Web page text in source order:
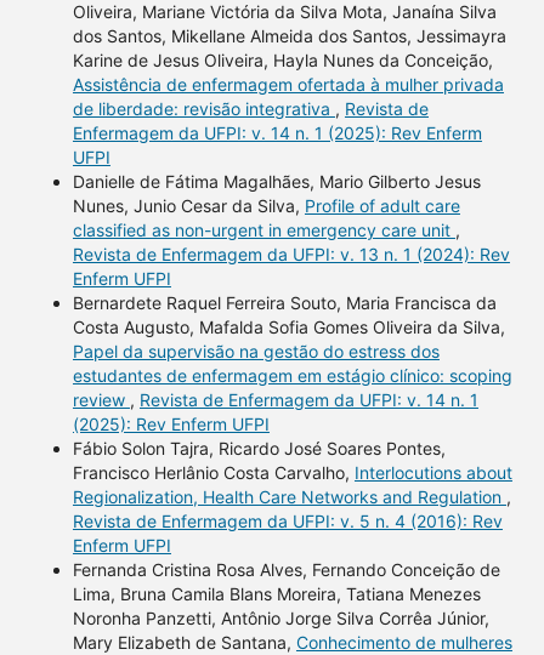
Oliveira, Mariane Victória da Silva Mota, Janaína Silva
dos Santos, Mikellane Almeida dos Santos, Jessimayra
Karine de Jesus Oliveira, Hayla Nunes da Conceição,
Assistência de enfermagem ofertada à mulher privada
de liberdade: revisão integrativa , Revista de
Enfermagem da UFPI: v. 14 n. 1 (2025): Rev Enferm
UFPI
Danielle de Fátima Magalhães, Mario Gilberto Jesus
Nunes, Junio Cesar da Silva, Profile of adult care
classified as non-urgent in emergency care unit ,
Revista de Enfermagem da UFPI: v. 13 n. 1 (2024): Rev
Enferm UFPI
Bernardete Raquel Ferreira Souto, Maria Francisca da
Costa Augusto, Mafalda Sofia Gomes Oliveira da Silva,
Papel da supervisão na gestão do estress dos
estudantes de enfermagem em estágio clínico: scoping
review , Revista de Enfermagem da UFPI: v. 14 n. 1
(2025): Rev Enferm UFPI
Fábio Solon Tajra, Ricardo José Soares Pontes,
Francisco Herlânio Costa Carvalho, Interlocutions about
Regionalization, Health Care Networks and Regulation ,
Revista de Enfermagem da UFPI: v. 5 n. 4 (2016): Rev
Enferm UFPI
Fernanda Cristina Rosa Alves, Fernando Conceição de
Lima, Bruna Camila Blans Moreira, Tatiana Menezes
Noronha Panzetti, Antônio Jorge Silva Corrêa Júnior,
Mary Elizabeth de Santana, Conhecimento de mulheres